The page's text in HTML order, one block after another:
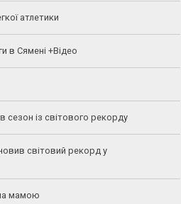
атлетики
в Сямені +Відео
із світового рекорду
світовий рекорд у
мамою